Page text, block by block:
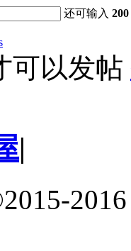
还可输入200
可以发帖
|